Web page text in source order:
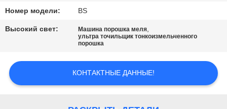
НОВОСТИ
КАРТА
САЙТА
Номер модели: BS
Высокий свет: Машина порошка меля,
ультра точильщик тонкоизмельченного
порошка
КОНТАКТНЫЕ ДАННЫЕ!